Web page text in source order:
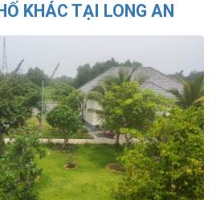
KHÁC TẠI LONG AN